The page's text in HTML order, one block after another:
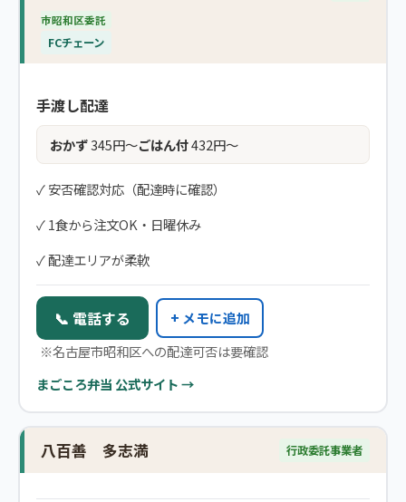
市昭和区委託
FCチェーン
手渡し配達
おかず345円〜ごはん付432円〜
✓ 安否確認対応（配達時に確認）
✓ 1食から注文OK・日曜休み
✓ 配達エリアが柔軟
📞 電話する
+ メモに追加
※名古屋市昭和区への配達可否は要確認
まごころ弁当 公式サイト →
八百善 多志満 行政委託事業者